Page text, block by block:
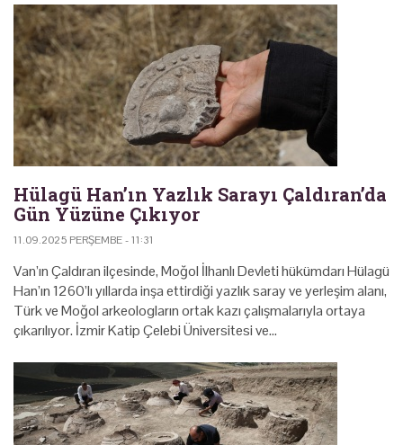
Hülagü Han’ın Yazlık Sarayı Çaldıran’da
Gün Yüzüne Çıkıyor
11.09.2025 PERŞEMBE - 11:31
Van’ın Çaldıran ilçesinde, Moğol İlhanlı Devleti hükümdarı Hülagü
Han’ın 1260’lı yıllarda inşa ettirdiği yazlık saray ve yerleşim alanı,
Türk ve Moğol arkeologların ortak kazı çalışmalarıyla ortaya
çıkarılıyor. İzmir Katip Çelebi Üniversitesi ve…